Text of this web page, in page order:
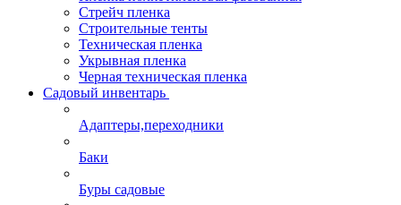
Стрейч пленка
Строительные тенты
Техническая пленка
Укрывная пленка
Черная техническая пленка
Садовый инвентарь
Адаптеры,переходники
Баки
Буры садовые